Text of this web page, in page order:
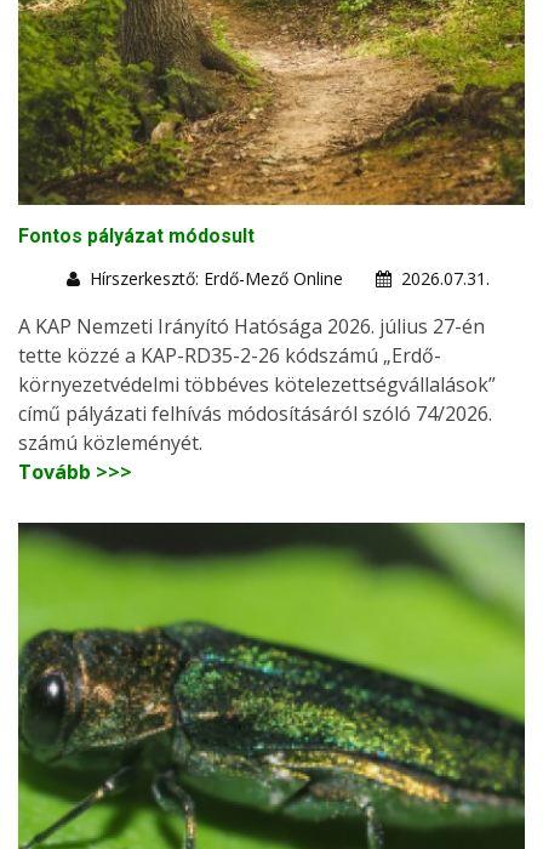
Fontos pályázat módosult
Hírszerkesztő: Erdő-Mező Online
2026.07.31.
A KAP Nemzeti Irányító Hatósága 2026. július 27-én
tette közzé a KAP-RD35-2-26 kódszámú „Erdő-
környezetvédelmi többéves kötelezettségvállalások”
című pályázati felhívás módosításáról szóló 74/2026.
számú közleményét.
Tovább >>>